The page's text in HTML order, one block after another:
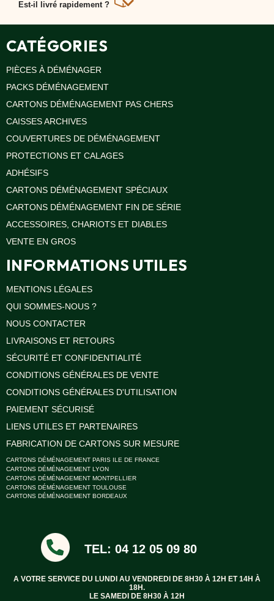
Est-il livré rapidement ?
Oui, livraison rapide sous 48 h partout en France.
CATÉGORIES
PIÈCES À DÉMÉNAGER
PACKS DÉMÉNAGEMENT
CARTONS DÉMÉNAGEMENT PAS CHERS
CAISSES ARCHIVES
COUVERTURES DE DÉMÉNAGEMENT
PROTECTIONS ET CALAGES
ADHÉSIFS
CARTONS DÉMÉNAGEMENT SPÉCIAUX
CARTONS DÉMÉNAGEMENT FIN DE SÉRIE
ACCESSOIRES, CHARIOTS ET DIABLES
VENTE EN GROS
INFORMATIONS UTILES
MENTIONS LÉGALES
QUI SOMMES-NOUS ?
NOUS CONTACTER
LIVRAISONS ET RETOURS
SÉCURITÉ ET CONFIDENTIALITÉ
CONDITIONS GÉNÉRALES DE VENTE
CONDITIONS GÉNÉRALES D'UTILISATION
PAIEMENT SÉCURISÉ
LIENS UTILES ET PARTENAIRES
FABRICATION DE CARTONS SUR MESURE
CARTONS DÉMÉNAGEMENT PARIS ILE DE FRANCE
CARTONS DÉMÉNAGEMENT LYON
CARTONS DÉMÉNAGEMENT MONTPELLIER
CARTONS DÉMÉNAGEMENT TOULOUSE
CARTONS DÉMÉNAGEMENT BORDEAUX
TEL: 04 12 05 09 80
A VOTRE SERVICE DU LUNDI AU VENDREDI DE 8H30 À 12H ET 14H À
18H.
LE SAMEDI DE 8H30 À 12H